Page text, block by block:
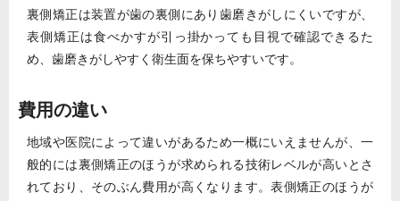
裏側矯正は装置が歯の裏側にあり歯磨きがしにくいですが、
表側矯正は食べかすが引っ掛かっても目視で確認できるた
め、歯磨きがしやすく衛生面を保ちやすいです。
費用の違い
地域や医院によって違いがあるため一概にいえませんが、一
般的には裏側矯正のほうが求められる技術レベルが高いとさ
れており、そのぶん費用が高くなります。表側矯正のほうが